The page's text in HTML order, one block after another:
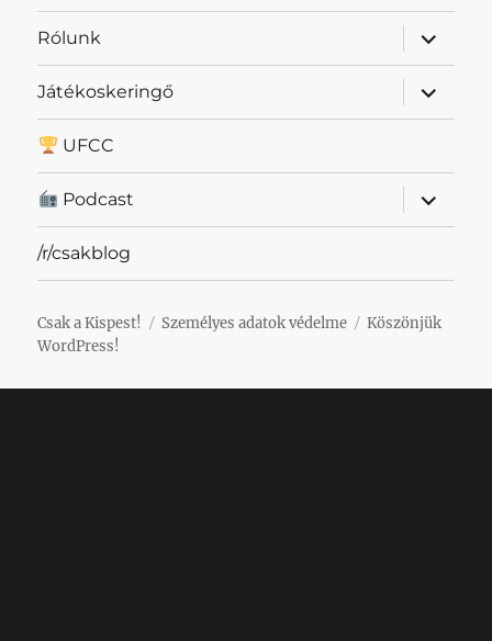
Rólunk
almenü
Játékoskeringő
almenü
UFCC
Podcast
almenü
/r/csakblog
Csak a Kispest! Személyes adatok védelme
Köszönjük
WordPress!